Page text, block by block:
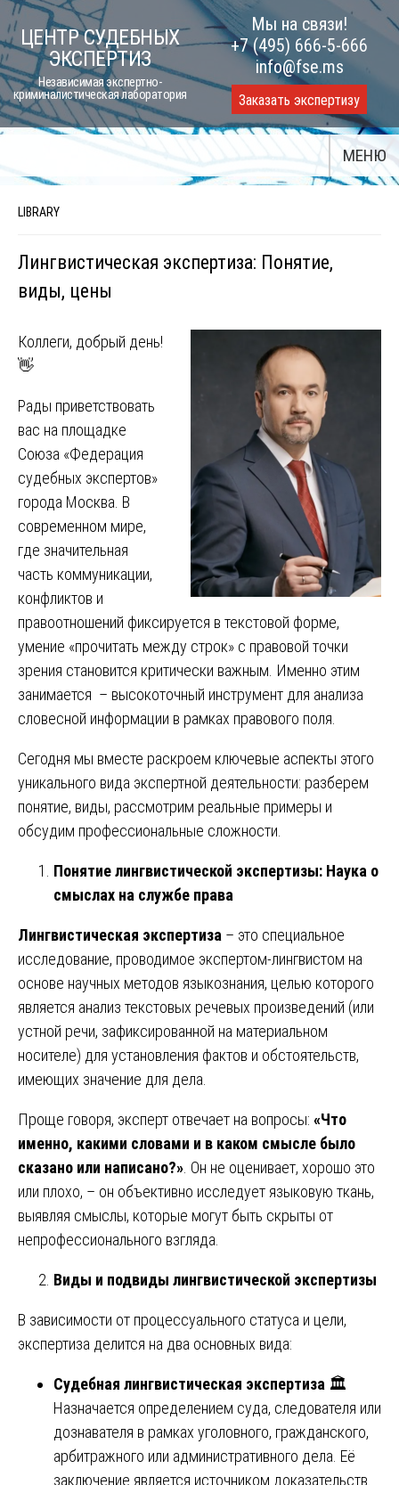
Skip
to
content
ЦЕНТР СУДЕБНЫХ
ЭКСПЕРТИЗ
Независимая экспертно-
криминалистическая лаборатория
Мы на связи!
+7 (495) 666-5-666
info@fse.ms
Заказать экспертизу
МЕНЮ
LIBRARY
Лингвистическая экспертиза: Понятие,
виды, цены
Коллеги, добрый день!
👋
Рады приветствовать
вас на площадке
Союза «Федерация
судебных экспертов»
города Москва. В
современном мире,
где значительная
часть коммуникации,
конфликтов и
правоотношений фиксируется в текстовой форме,
умение «прочитать между строк» с правовой точки
зрения становится критически важным. Именно этим
занимается – высокоточный инструмент для анализа
словесной информации в рамках правового поля.
Сегодня мы вместе раскроем ключевые аспекты этого
уникального вида экспертной деятельности: разберем
понятие, виды, рассмотрим реальные примеры и
обсудим профессиональные сложности.
Понятие лингвистической экспертизы: Наука о
смыслах на службе права
Лингвистическая экспертиза – это специальное
исследование, проводимое экспертом-лингвистом на
основе научных методов языкознания, целью которого
является анализ текстовых речевых произведений (или
устной речи, зафиксированной на материальном
носителе) для установления фактов и обстоятельств,
имеющих значение для дела.
Проще говоря, эксперт отвечает на вопросы: «Что
именно, какими словами и в каком смысле было
сказано или написано?» . Он не оценивает, хорошо это
или плохо, – он объективно исследует языковую ткань,
выявляя смыслы, которые могут быть скрыты от
непрофессионального взгляда.
Виды и подвиды лингвистической экспертизы
В зависимости от процессуального статуса и цели,
экспертиза делится на два основных вида:
Судебная лингвистическая экспертиза 🏛️
Назначается определением суда, следователя или
дознавателя в рамках уголовного, гражданского,
арбитражного или административного дела. Её
заключение является источником доказательств.